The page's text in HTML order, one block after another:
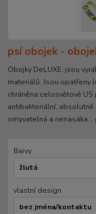
psí obojek -
Obojky DeLUXE: jsou
materiálů. Jsou opatřeny
chráněna celosvětově
antibakteriální, absolutně
omyvatelná a nenasáka...
Barvy
vlastní design